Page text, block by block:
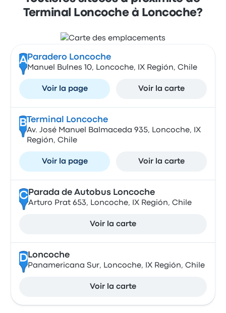
Terminal Loncoche à Loncoche?
A Paradero Loncoche
Manuel Bulnes 10, Loncoche, IX Región, Chile
Voir la page Voir la carte
B Terminal Loncoche
Av. José Manuel Balmaceda 935, Loncoche, IX
Región, Chile
Voir la page Voir la carte
CParada de Autobus Loncoche
Arturo Prat 653, Loncoche, IX Región, Chile
Voir la carte
DLoncoche
Panamericana Sur, Loncoche, IX Región, Chile
Voir la carte